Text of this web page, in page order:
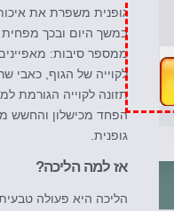
גופנית משפרת את
במשך היום ובכך מפחית
ממספר סיבות:
לקוייה של הגוף, כאבי
תזונה לקוייה הגורמת
הפחד מכישלון והחשש
גופנית.
אז למה הליכה?
הליכה היא פעולה